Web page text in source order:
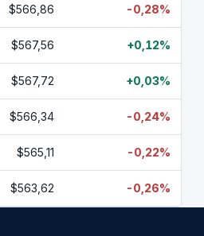
$566,86 -0,28%
$567,56 +0,12%
$567,72 +0,03%
$566,34 -0,24%
$565,11 -0,22%
$563,62 -0,26%